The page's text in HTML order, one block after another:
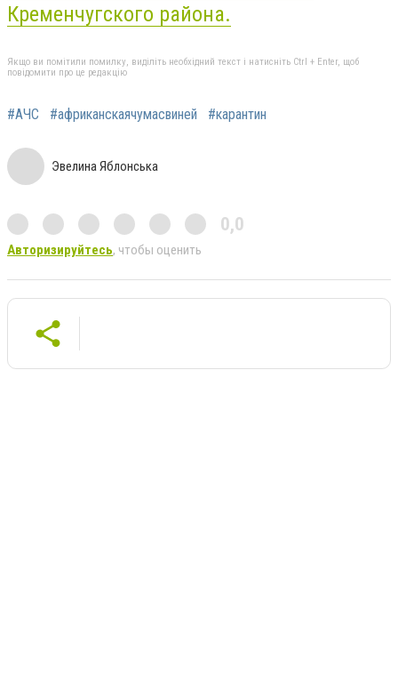
Кременчугского района.
Якщо ви помітили помилку, виділіть необхідний текст і натисніть Ctrl + Enter, щоб
повідомити про це редакцію
#АЧС #африканскаячумасвиней #карантин
Эвелина Яблонська
0,0
Авторизируйтесь, чтобы оценить